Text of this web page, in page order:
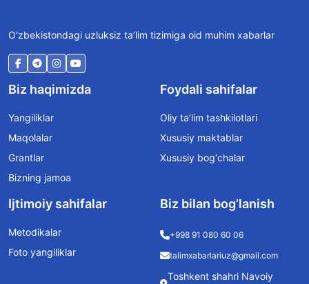
O‘zbekistondagi uzluksiz ta’lim tizimiga oid muhim xabarlar
Biz haqimizda
Yangiliklar
Maqolalar
Grantlar
Bizning jamoa
Foydali sahifalar
Oliy ta’lim tashkilotlari
Xususiy maktablar
Xususiy bog‘chalar
Ijtimoiy sahifalar
Metodikalar
Foto yangiliklar
Biz bilan bog’lanish
+998 91 080 60 06
talimxabarlariuz@gmail.com
Toshkent shahri Navoiy